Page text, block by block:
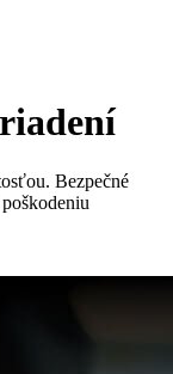
Bezpečné